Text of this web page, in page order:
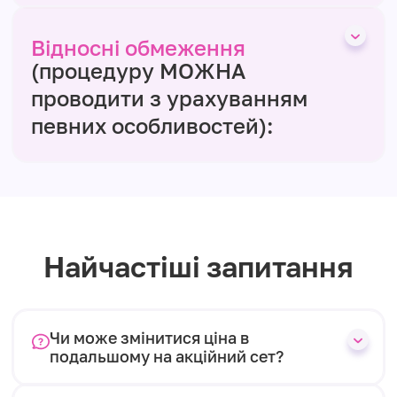
Відносні обмеження
(процедуру МОЖНА
проводити з урахуванням
певних особливостей):
Найчастіші запитання
Чи може змінитися ціна в
подальшому на акційний сет?